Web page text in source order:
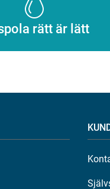
rätt är lätt